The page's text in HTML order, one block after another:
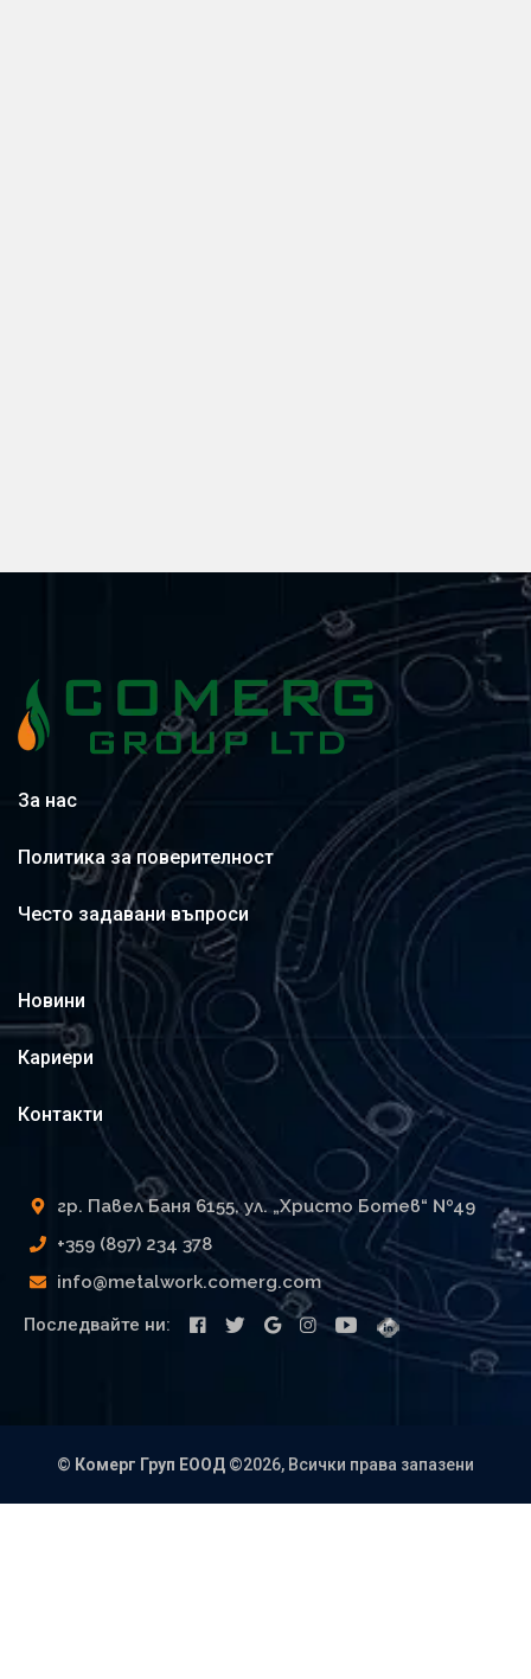
За нас
Политика за поверителност
Често задавани въпроси
Новини
Кариери
Контакти
гр. Павел Баня 6155, ул. „Христо Ботев“ №49
+359 (897) 234 378
info@metalwork.comerg.com
Последвайте ни:
© Комерг Груп ЕООД ©2026, Всички права запазени